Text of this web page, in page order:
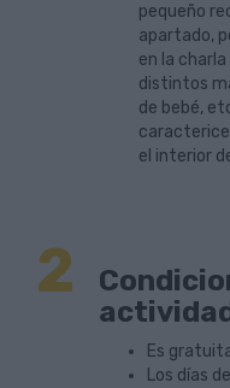
pequeño
apartado,
en la
distintos
de bebé,
el interior
2
Es
Los días